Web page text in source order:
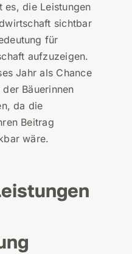
es, die Leistungen
sichtbar
für
aufzuzeigen.
Jahr als Chance
Bäuerinnen
da die
Beitrag
wäre.